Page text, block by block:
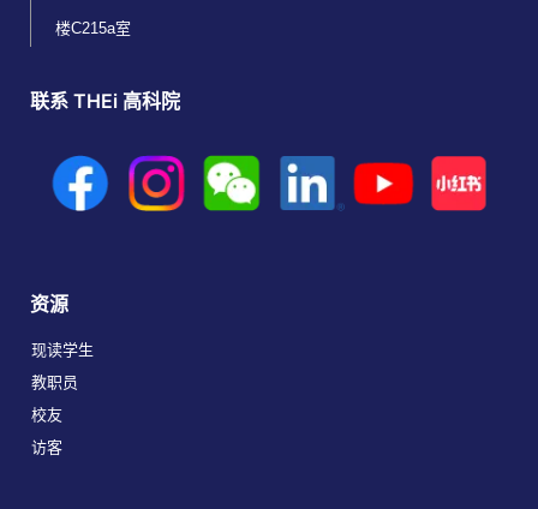
楼C215a室
联系 THEi 高科院
资源
现读学生
教职员
校友
访客